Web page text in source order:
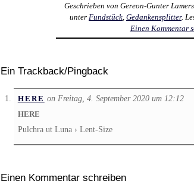
Geschrieben von Gereon-Gunter Lamers
unter Fundstück Gedankensplitter.
Einen Kommentar
Ein Trackback/Pingback
HERE on Freitag, 4. September 2020 um 12:12
HERE
Pulchra ut Luna › Lent-Size
Einen Kommentar schreiben